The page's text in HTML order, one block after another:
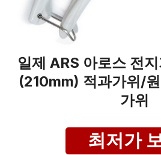
일제 ARS 아로스 전
(210mm) 적과가위/
가위
최저가